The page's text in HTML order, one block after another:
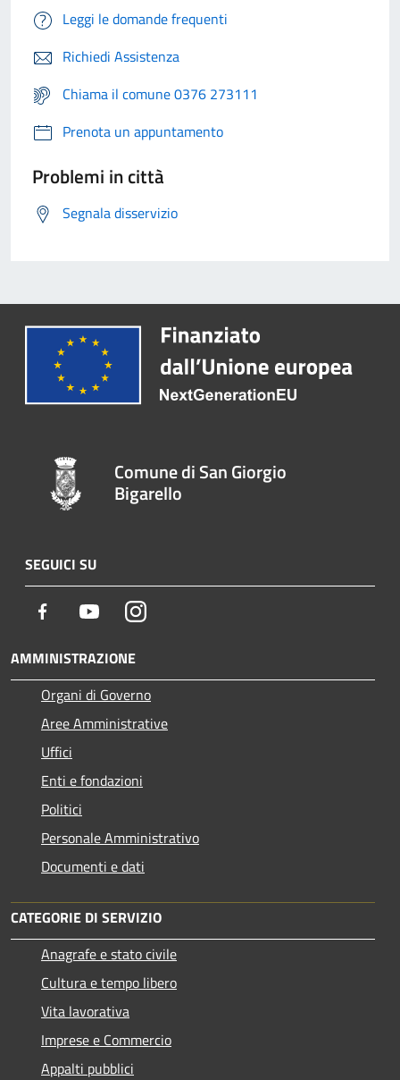
Leggi le domande frequenti
Richiedi Assistenza
Chiama il comune 0376 273111
Prenota un appuntamento
Problemi in città
Segnala disservizio
Comune di San Giorgio
Bigarello
SEGUICI SU
Facebook YoutubeInstagram
AMMINISTRAZIONE
Organi di Governo
Aree Amministrative
Uffici
Enti e fondazioni
Politici
Personale Amministrativo
Documenti e dati
CATEGORIE DI SERVIZIO
Anagrafe e stato civile
Cultura e tempo libero
Vita lavorativa
Imprese e Commercio
Appalti pubblici